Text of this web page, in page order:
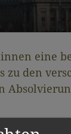
eine
zu den